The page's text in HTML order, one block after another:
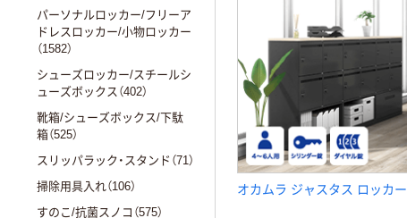
オカムラ ジャスタス ロッカー
パーソナルロッカー/フリーア
ドレスロッカー/小物ロッカー
（1582）
シューズロッカー/スチールシ
ューズボックス（402）
靴箱/シューズボックス/下駄
箱（525）
スリッパラック・スタンド（71）
掃除用具入れ（106）
すのこ/抗菌スノコ（575）